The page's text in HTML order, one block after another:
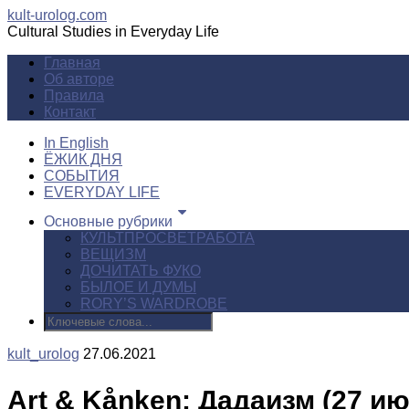
kult-urolog.com
Cultural Studies in Everyday Life
Главная
Об авторе
Правила
Контакт
In English
ЁЖИК ДНЯ
СОБЫТИЯ
EVERYDAY LIFE
Основные рубрики
КУЛЬТПРОСВЕТРАБОТА
ВЕЩИЗМ
ДОЧИТАТЬ ФУКО
БЫЛОЕ И ДУМЫ
RORY’S WARDROBE
kult_urolog 27.06.2021
Art & Kånken: Дадаизм (27